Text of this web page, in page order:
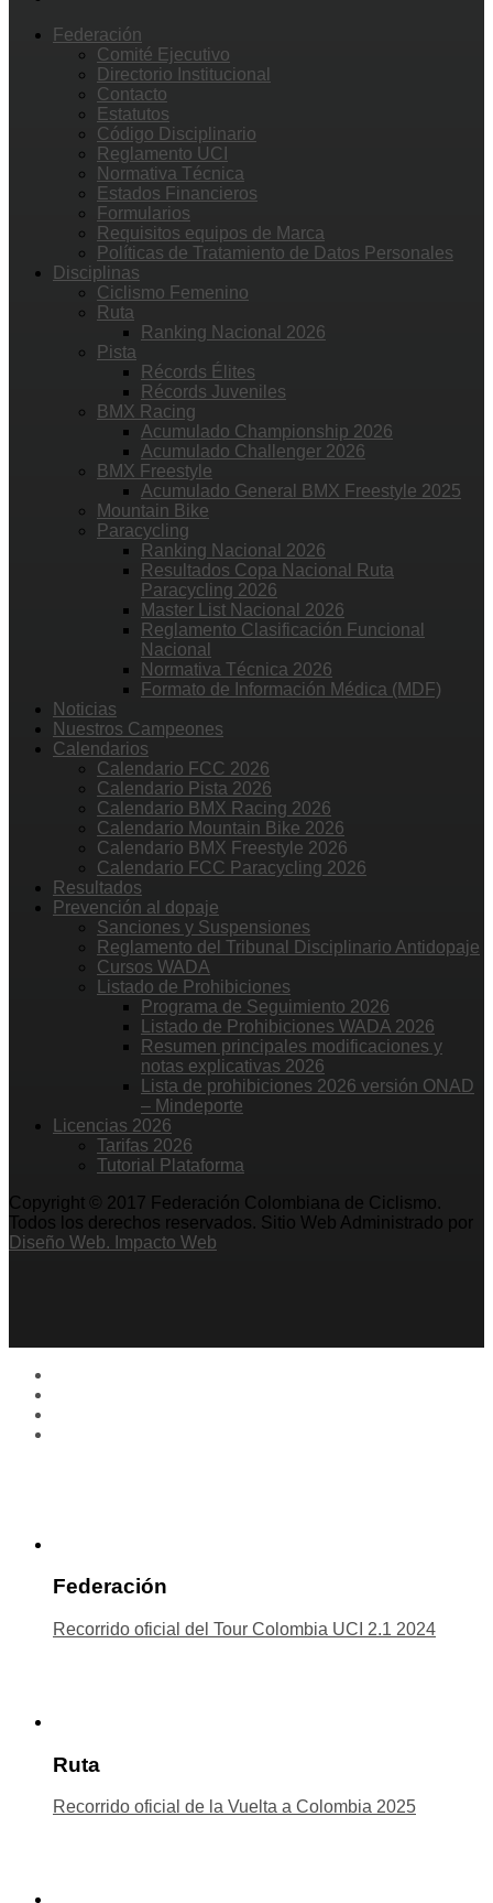
Federación
Comité Ejecutivo
Directorio Institucional
Contacto
Estatutos
Código Disciplinario
Reglamento UCI
Normativa Técnica
Estados Financieros
Formularios
Requisitos equipos de Marca
Políticas de Tratamiento de Datos Personales
Disciplinas
Ciclismo Femenino
Ruta
Ranking Nacional 2026
Pista
Récords Élites
Récords Juveniles
BMX Racing
Acumulado Championship 2026
Acumulado Challenger 2026
BMX Freestyle
Acumulado General BMX Freestyle 2025
Mountain Bike
Paracycling
Ranking Nacional 2026
Resultados Copa Nacional Ruta
Paracycling 2026
Master List Nacional 2026
Reglamento Clasificación Funcional
Nacional
Normativa Técnica 2026
Formato de Información Médica (MDF)
Noticias
Nuestros Campeones
Calendarios
Calendario FCC 2026
Calendario Pista 2026
Calendario BMX Racing 2026
Calendario Mountain Bike 2026
Calendario BMX Freestyle 2026
Calendario FCC Paracycling 2026
Resultados
Prevención al dopaje
Sanciones y Suspensiones
Reglamento del Tribunal Disciplinario Antidopaje
Cursos WADA
Listado de Prohibiciones
Programa de Seguimiento 2026
Listado de Prohibiciones WADA 2026
Resumen principales modificaciones y
notas explicativas 2026
Lista de prohibiciones 2026 versión ONAD
– Mindeporte
Licencias 2026
Tarifas 2026
Tutorial Plataforma
Copyright © 2017 Federación Colombiana de Ciclismo.
Todos los derechos reservados. Sitio Web Administrado por
Diseño Web. Impacto Web
Federación
Recorrido oficial del Tour Colombia UCI 2.1 2024
Ruta
Recorrido oficial de la Vuelta a Colombia 2025